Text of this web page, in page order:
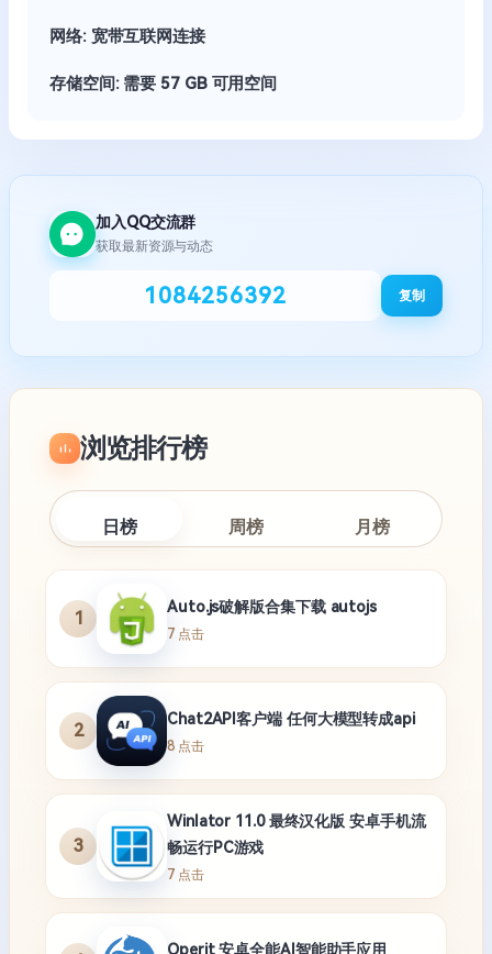
网络: 宽带互联网连接
存储空间: 需要 57 GB 可用空间
加入QQ交流群
获取最新资源与动态
1084256392 复制
浏览排行榜
日榜 周榜 月榜
1
Auto.js破解版合集下载 autojs
7 点击
2
Chat2API客户端 任何大模型转成api
8 点击
3
Winlator 11.0 最终汉化版 安卓手机流
畅运行PC游戏
7 点击
Operit 安卓全能AI智能助手应用